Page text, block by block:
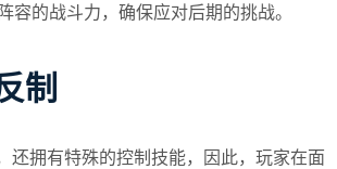
的战斗力，确保应对后期的挑战。
制
还拥有特殊的控制技能，因此，玩家在面